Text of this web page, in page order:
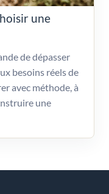
une
de dépasser
besoins réels de
avec méthode, à
une